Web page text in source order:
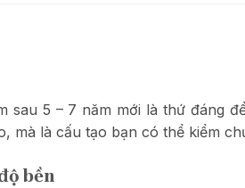
5 – 7 năm mới là thứ đáng
mà là cấu tạo bạn có thể kiểm
bền